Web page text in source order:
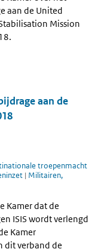
aan de United
Mission
aan de
troepenmacht
| Militairen,
Kamer dat de
ISIS wordt verlengd
Kamer
dit verband de